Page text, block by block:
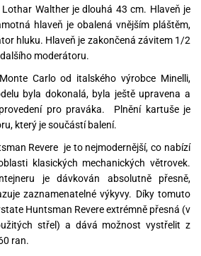
Walther je dlouhá 43 cm. Hlaveň je
hlaveň je obalená vnějším pláštěm,
hluku. Hlaveň je zakončená závitem 1/2
moderátoru.
Carlo od italského výrobce Minelli,
byla dokonalá, byla ještě upravena a
pro praváka. Plnění kartuše je
který je součástí balení.
Revere je to nejmodernější, co nabízí
klasických mechanických větrovek.
je dávkován absolutně přesně,
zaznamenatelné výkyvy. Díky tomuto
Huntsman Revere extrémně přesná (v
střel) a dává možnost vystřelit z
ran.